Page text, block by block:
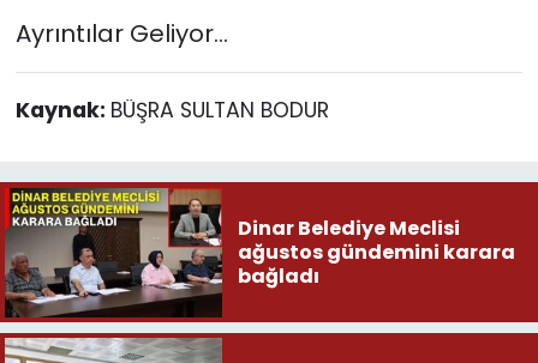
Ayrıntılar Geliyor...
Kaynak: BÜŞRA SULTAN BODUR
Dinar Belediye Meclisi
ağustos gündemini karara
bağladı